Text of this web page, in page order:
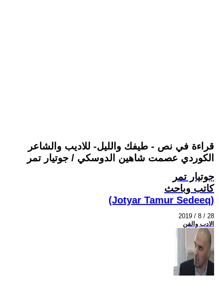
قراءة في نص - طيفك والليل- للاديب والشاعر
الكوردي عصمت شاهين الدوسكي / جوتيار تمر
جوتيار تمر
كاتب وباحث
(Jotyar Tamur Sedeeq)
2019 / 8 / 28
الادب والفن